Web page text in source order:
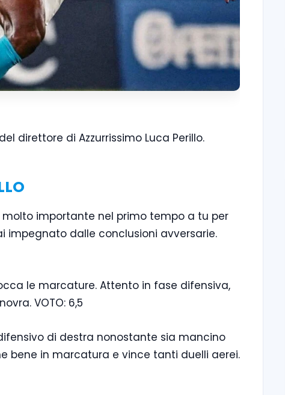
direttore di Azzurrissimo Luca Perillo.
molto importante nel primo tempo a tu per
impegnato dalle conclusioni avversarie.
le marcature. Attento in fase difensiva,
VOTO: 6,5
di destra nonostante sia mancino
bene in marcatura e vince tanti duelli aerei.